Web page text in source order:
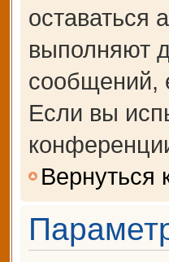
оставаться
выполняют
сообщений,
Если вы
Вернуться